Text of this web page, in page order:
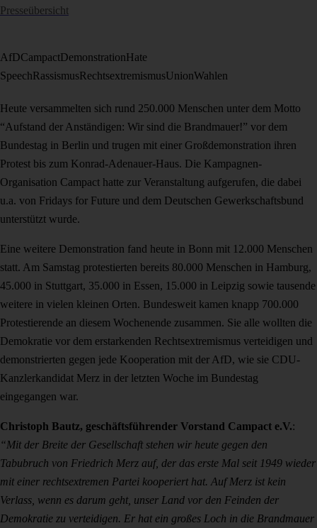
Presseübersicht
AfDCampactDemonstrationHate
SpeechRassismusRechtsextremismusUnionWahlen
Heute versammelten sich rund 250.000 Menschen unter dem Motto
“Aufstand der Anständigen: Wir sind die Brandmauer!” vor dem
Bundestag in Berlin und trugen mit einer Großdemonstration ihren
Protest bis zum Konrad-Adenauer-Haus. Die Kampagnen-
Organisation Campact hatte zur Veranstaltung aufgerufen, die dabei
u.a. von Fridays for Future und dem Deutschen Gewerkschaftsbund
unterstützt wurde.
Eine weitere Demonstration fand heute in Bonn mit 12.000 Menschen
statt. Am Samstag protestierten bereits 80.000 Menschen in Hamburg,
45.000 in Stuttgart, 35.000 in Essen, 15.000 in Leipzig sowie tausende
weitere in vielen kleinen Orten. Bundesweit kamen knapp 700.000
Protestierende an diesem Wochenende zusammen. Sie alle wollten die
Demokratie vor dem erstarkenden Rechtsextremismus verteidigen und
demonstrierten gegen jede Kooperation mit der AfD, wie sie CDU-
Kanzlerkandidat Merz in der letzten Woche im Bundestag
eingegangen war.
Christoph Bautz, geschäftsführender Vorstand Campact e.V.:
“Mit der Breite der Gesellschaft stehen wir heute gegen den
Tabubruch von Friedrich Merz auf, der das erste Mal seit 1949 wieder
mit einer rechtsextremen Partei kooperiert hat. Auf Merz ist kein
Verlass, wenn es darum geht, unser Land vor den Feinden der
Demokratie zu verteidigen. Er hat ein großes Loch in die Brandmauer